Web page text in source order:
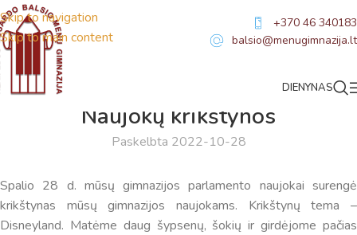
Skip to navigation
Skip to main content
+370 46 340183
balsio@menugimnazija.lt
DIENYNAS
Naujokų krikštynos
Paskelbta 2022-10-28
Spalio 28 d. mūsų gimnazijos parlamento naujokai surengė
krikštynas mūsų gimnazijos naujokams. Krikštynų tema –
Disneyland. Matėme daug šypsenų, šokių ir girdėjome pačias